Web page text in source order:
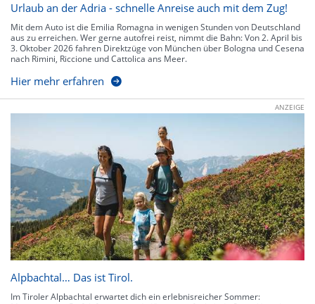
Urlaub an der Adria - schnelle Anreise auch mit dem Zug!
Mit dem Auto ist die Emilia Romagna in wenigen Stunden von Deutschland
aus zu erreichen. Wer gerne autofrei reist, nimmt die Bahn: Von 2. April bis
3. Oktober 2026 fahren Direktzüge von München über Bologna und Cesena
nach Rimini, Riccione und Cattolica ans Meer.
Hier mehr erfahren
ANZEIGE
Alpbachtal… Das ist Tirol.
Im Tiroler Alpbachtal erwartet dich ein erlebnisreicher Sommer: